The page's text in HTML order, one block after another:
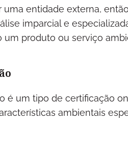
uma entidade externa,
imparcial e
um produto ou serviço
é um tipo de certificação
ambientais